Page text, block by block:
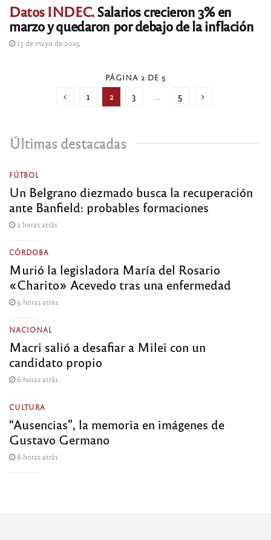
Datos INDEC.Salarios crecieron 3% en
marzo y quedaron por debajo de la inflación
13 de mayo de 2025
PÁGINA 2 DE 5
1 2 3 5
Últimas destacadas
FÚTBOL
Un Belgrano diezmado busca la recuperación
ante Banfield: probables formaciones
2 horas atrás
CÓRDOBA
Murió la legisladora María del Rosario
«Charito» Acevedo tras una enfermedad
5 horas atrás
NACIONAL
Macri salió a desafiar a Milei con un
candidato propio
6 horas atrás
CULTURA
“Ausencias”, la memoria en imágenes de
Gustavo Germano
6 horas atrás